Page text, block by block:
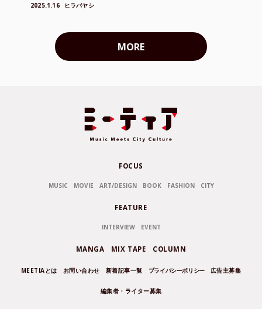
2025.1.16 ヒラバヤシ
MORE
FOCUS
MUSIC MOVIE ART/DESIGN BOOK FASHION CITY
FEATURE
INTERVIEW EVENT
MANGA MIX TAPE COLUMN
MEETIAとは お問い合わせ 新着記事一覧 プライバシーポリシー 広告主募集
編集者・ライター募集